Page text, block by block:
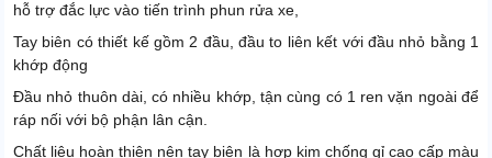
hỗ trợ đắc lực vào tiến trình phun rửa xe,
Tay biên có thiết kế gồm 2 đầu, đầu to liên kết với đầu nhỏ bằng 1
khớp động
Đầu nhỏ thuôn dài, có nhiều khớp, tận cùng có 1 ren vặn ngoài để
ráp nối với bộ phận lân cận.
Chất liệu hoàn thiện nên tay biên là hợp kim chống gỉ cao cấp màu